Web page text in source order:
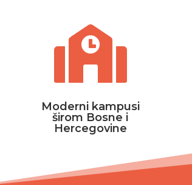

Moderni kampusi
širom Bosne i
Hercegovine